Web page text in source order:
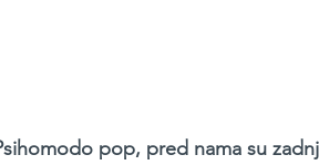
pop, pred nama su